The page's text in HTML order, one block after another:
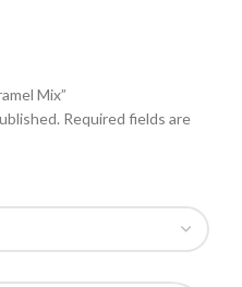
Mix”
Required fields are